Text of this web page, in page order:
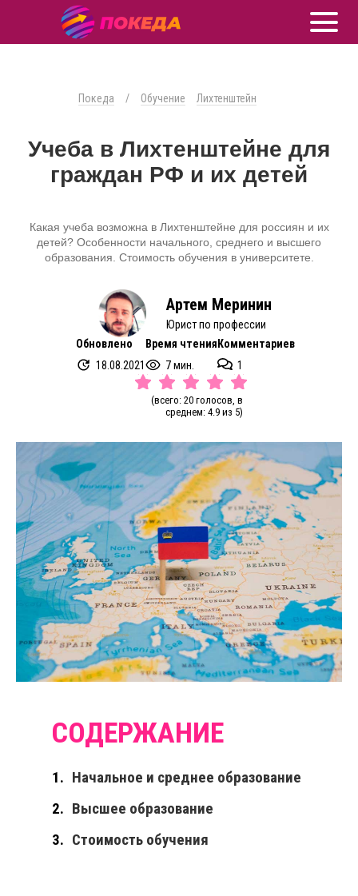
Покеда / Обучение Лихтенштейн
Учеба в Лихтенштейне для
граждан РФ и их детей
Какая учеба возможна в Лихтенштейне для россиян и их
детей? Особенности начального, среднего и высшего
образования. Стоимость обучения в университете.
Артем Меринин
Юрист по профессии
Обновлено
18.08.2021
Время чтения
7 мин.
Комментариев
1
(всего: 20 голосов, в
среднем: 4.9 из 5)
Начальное и среднее образование
Высшее образование
Стоимость обучения